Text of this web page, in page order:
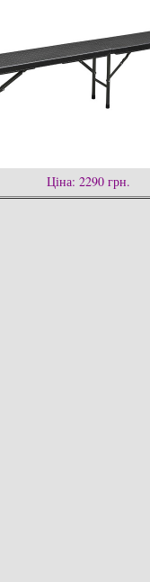
Ціна: 2290 грн.